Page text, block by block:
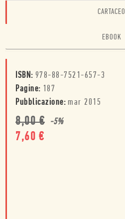
CARTACEO
EBOOK
ISBN: 978-88-7521-657-3
Pagine: 187
Pubblicazione: mar 2015
8,00€ -5%
7,60 €